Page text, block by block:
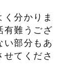
分かりま
有難うござ
い部分もあ
せてくださ